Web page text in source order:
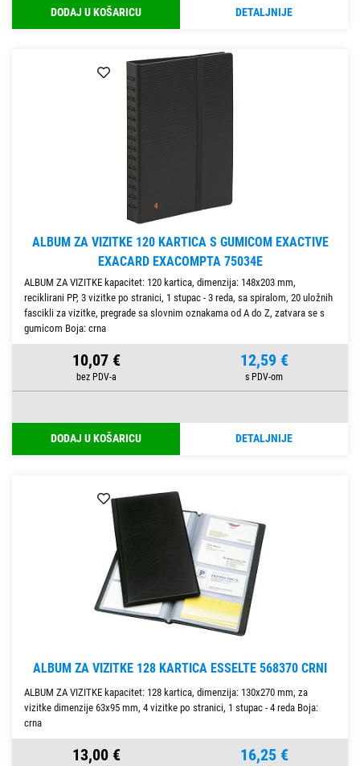
DODAJ U KOŠARICU DETALJNIJE
ALBUM ZA VIZITKE 120 KARTICA S GUMICOM EXACTIVE
EXACARD EXACOMPTA 75034E
ALBUM ZA VIZITKE kapacitet: 120 kartica, dimenzija: 148x203 mm,
reciklirani PP, 3 vizitke po stranici, 1 stupac - 3 reda, sa spiralom, 20 uložnih
fascikli za vizitke, pregrade sa slovnim oznakama od A do Z, zatvara se s
gumicom Boja: crna
10,07 € 12,59 €
DODAJ U KOŠARICU DETALJNIJE
ALBUM ZA VIZITKE 128 KARTICA ESSELTE 568370 CRNI
ALBUM ZA VIZITKE kapacitet: 128 kartica, dimenzija: 130x270 mm, za
vizitke dimenzije 63x95 mm, 4 vizitke po stranici, 1 stupac - 4 reda Boja:
crna
13,00 € 16,25 €